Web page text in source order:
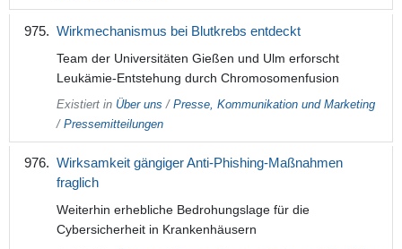
Wirkmechanismus bei Blutkrebs entdeckt
Team der Universitäten Gießen und Ulm erforscht
Leukämie-Entstehung durch Chromosomenfusion
Existiert in Über uns / Presse, Kommunikation und Marketing
/ Pressemitteilungen
Wirksamkeit gängiger Anti-Phishing-Maßnahmen
fraglich
Weiterhin erhebliche Bedrohungslage für die
Cybersicherheit in Krankenhäusern